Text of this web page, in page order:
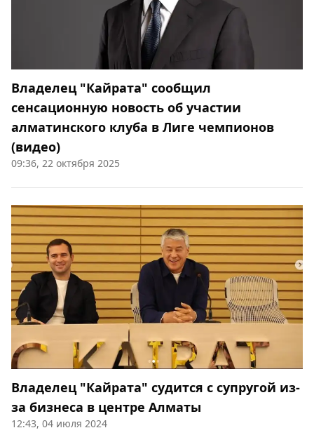
Владелец "Кайрата" сообщил
сенсационную новость об участии
алматинского клуба в Лиге чемпионов
(видео)
09:36, 22 октября 2025
Владелец "Кайрата" судится с супругой из-
за бизнеса в центре Алматы
12:43, 04 июля 2024